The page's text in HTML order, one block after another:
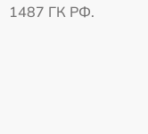
1487 ГК РФ.